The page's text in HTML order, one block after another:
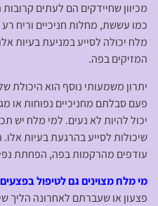
מכיוון שחיידקים הם לעתים
כמו עששת, מחלות חניכיים וריח
מלח יכולה לסייע במניעת בעיות
המזיקים בפה.
יתרון משמעותי נוסף הוא היכולת
פעם סבלתם מחניכיים נפוחות או
יכול להיות לא נעים. למי מלח יש
שיכולות לסייע בהרגעת בעיות אלו.
עודפים מהרקמות בפה, הפחתת
מי מלח מצוינים גם לטיפול בפצעים
פצעון או שעברתם לאחרונה הליך